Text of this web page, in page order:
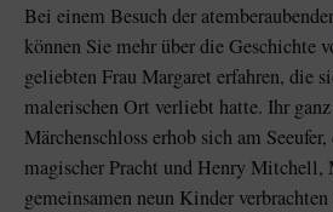
Bei einem Besuch der
können Sie mehr über die Geschichte
geliebten Frau Margaret erfahren, die
malerischen Ort verliebt hatte. Ihr
Märchenschloss erhob sich am
magischer Pracht und Henry Mitchell,
gemeinsamen neun Kinder